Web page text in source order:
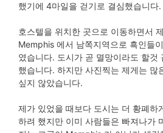
했기에 4마일을 걷기로 결심했습니다.
호스텔을 위치한 곳으로 이동하면서
Memphis 에서 남쪽지역으로 흑인들
였습니다. 도시가 곧 멸망이라도 할것
했습니다. 하지만 사진찍는 제게는 많
싶지 않았습니다.
제가 있었을 때보다 도시는 더 황폐하
하려 했지만 이미 사람들은 빠져나가